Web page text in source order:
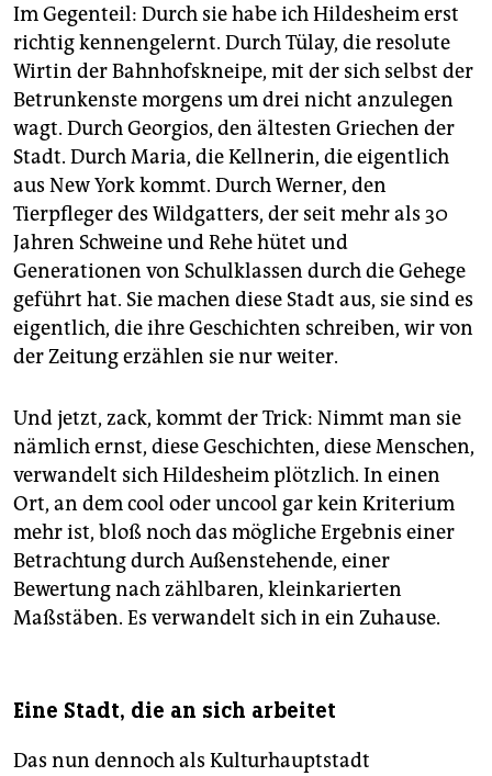
Im Gegenteil: Durch sie habe ich Hildesheim erst
richtig kennengelernt. Durch Tülay, die resolute
Wirtin der Bahnhofskneipe, mit der sich selbst der
Betrunkenste morgens um drei nicht anzulegen
wagt. Durch Georgios, den ältesten Griechen der
Stadt. Durch Maria, die Kellnerin, die eigentlich
aus New York kommt. Durch Werner, den
Tierpfleger des Wildgatters, der seit mehr als 30
Jahren Schweine und Rehe hütet und
Generationen von Schulklassen durch die Gehege
geführt hat. Sie machen diese Stadt aus, sie sind es
eigentlich, die ihre Geschichten schreiben, wir von
der Zeitung erzählen sie nur weiter.
Und jetzt, zack, kommt der Trick: Nimmt man sie
nämlich ernst, diese Geschichten, diese Menschen,
verwandelt sich Hildesheim plötzlich. In einen
Ort, an dem cool oder uncool gar kein Kriterium
mehr ist, bloß noch das mögliche Ergebnis einer
Betrachtung durch Außenstehende, einer
Bewertung nach zählbaren, kleinkarierten
Maßstäben. Es verwandelt sich in ein Zuhause.
Eine Stadt, die an sich arbeitet
Das nun dennoch als Kulturhauptstadt